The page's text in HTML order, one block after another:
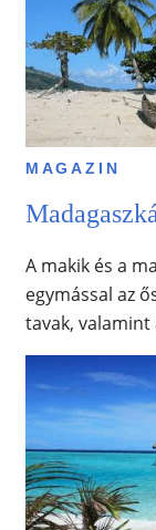
MAGAZIN
A makik és a
egymással az
tavak, valamint